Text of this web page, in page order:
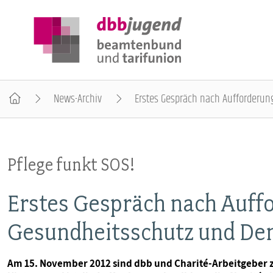
POSITIONEN
AUSBILDUNGSINFORMATIONEN
INTERNATIONALES
News-Archiv Erstes Gespräch nach
Pflege funkt SOS!
Erstes Gespräch nach
Gesundheitsschutz und
Am 15. November 2012 sind dbb und Charité-